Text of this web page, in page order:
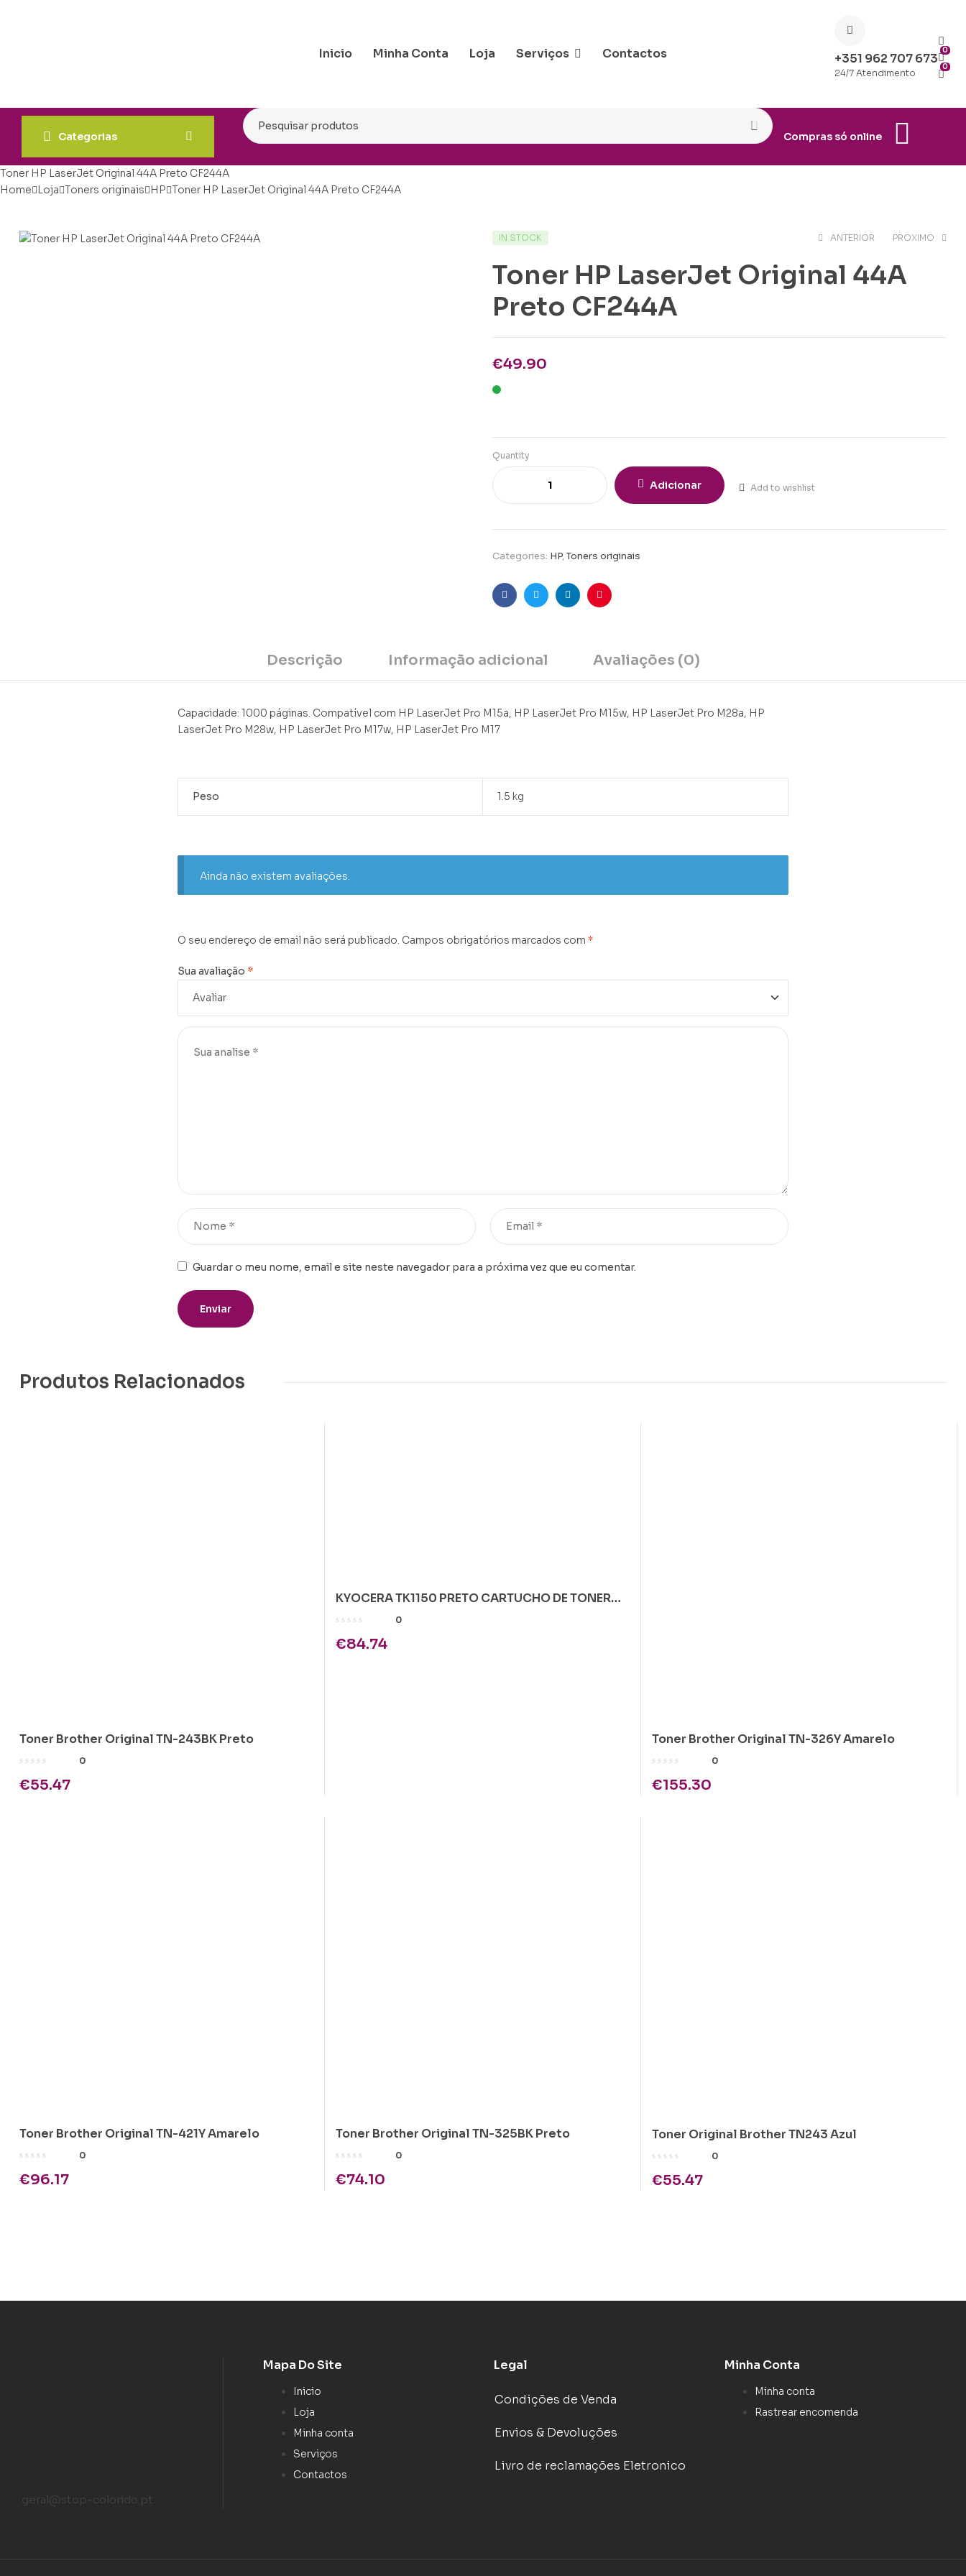
Inicio Minha Conta Loja Serviços Contactos +351 962 707 673
24/7 Atendimento
0
0
Categorias Compras só online
Toner HP LaserJet Original 44A Preto CF244A
Home
Loja Toners originais HP Toner HP LaserJet Original 44A Preto CF244A
IN STOCK ANTERIOR PROXIMO
Toner HP LaserJet Original 44A
Preto CF244A
€49.90
Quantity
Adicionar Add to wishlist
Categories: HP,Toners originais
FacebookTwitterLinkedinPinterest
Descrição Informação adicional Avaliações (0)
Capacidade: 1000 páginas. Compatível com HP LaserJet Pro M15a, HP LaserJet Pro M15w, HP LaserJet Pro M28a, HP
LaserJet Pro M28w, HP LaserJet Pro M17w, HP LaserJet Pro M17
Peso 1.5 kg
Ainda não existem avaliações.
O seu endereço de email não será publicado. Campos obrigatórios marcados com *
Sua avaliação *
Guardar o meu nome, email e site neste navegador para a próxima vez que eu comentar.
Produtos Relacionados
Toner Brother Original TN-243BK Preto
0
€55.47
KYOCERA TK1150 PRETO CARTUCHO DE TONER
ORIGINAL 1T02RV0NL0
0
€84.74
Toner Brother Original TN-326Y Amarelo
0
€155.30
Toner Brother Original TN-421Y Amarelo
0
€96.17
Toner Brother Original TN-325BK Preto
0
€74.10
Toner Original Brother TN243 Azul
0
€55.47
geral@stop-colorido.pt
Mapa Do Site
Inicio
Loja
Minha conta
Serviços
Contactos
Legal
Condições de Venda
Envios & Devoluções
Livro de reclamações Eletronico
Minha Conta
Minha conta
Rastrear encomenda